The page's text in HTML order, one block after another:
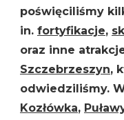
poświęciliśmy
in. fortyfikacje,
oraz inne
Szczebrzeszyn,
odwiedziliśmy.
Kozłówka,